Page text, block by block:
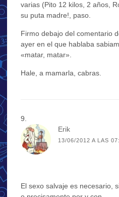
varias (Pito 12 kilos, 2 años,
su puta madre!, paso.
Firmo debajo del comentario
ayer en el que hablaba
«matar, matar».
Hale, a mamarla, cabras.
Erik
13/06/2012 A LAS
El sexo salvaje es necesario,